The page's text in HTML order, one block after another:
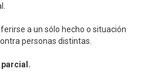
a un sólo hecho o situación
personas distintas.